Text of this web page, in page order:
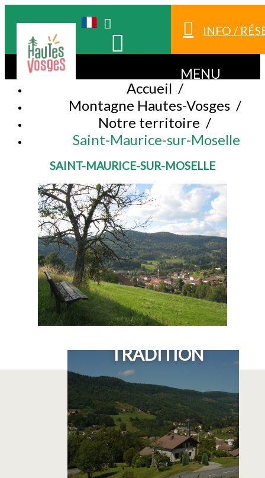
INFO /
MENU
Accueil /
Montagne Hautes-Vosges /
Notre territoire /
Saint-Maurice-sur-Moselle
SAINT-MAURICE-SUR-MOSELLE
UN VILLAGE DE
TRADITION